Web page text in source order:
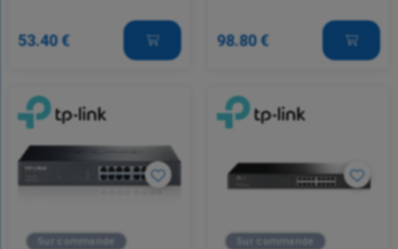
53.40 € 98.80 €
Sur commande Sur commande